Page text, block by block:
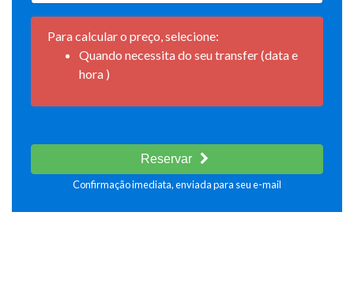
Para calcular o preço, selecione:
Quando necessita do seu transfer (data e
hora )
Reservar
Confirmação imediata, enviada para seu e-mail